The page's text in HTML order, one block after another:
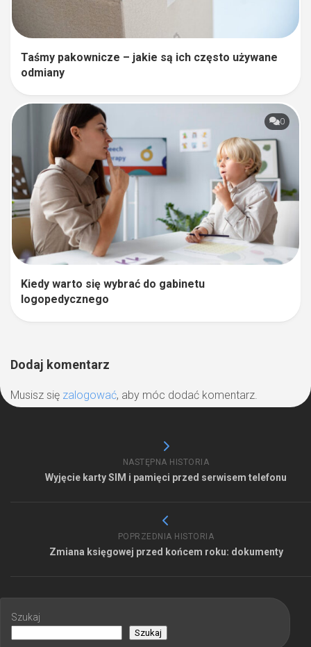
Taśmy pakownicze – jakie są ich często używane
odmiany
0
Kiedy warto się wybrać do gabinetu
logopedycznego
Dodaj komentarz
Musisz się zalogować, aby móc dodać komentarz.
NASTĘPNA HISTORIA
Wyjęcie karty SIM i pamięci przed serwisem telefonu
POPRZEDNIA HISTORIA
Zmiana księgowej przed końcem roku: dokumenty
Szukaj
Szukaj